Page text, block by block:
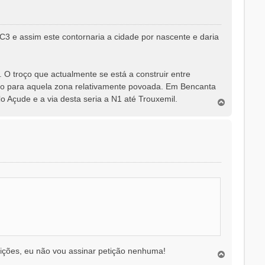
e assim este contornaria a cidade por nascente e daria
troço que actualmente se está a construir entre
para aquela zona relativamente povoada. Em Bencanta
e a via desta seria a N1 até Trouxemil.
eu não vou assinar petição nenhuma!